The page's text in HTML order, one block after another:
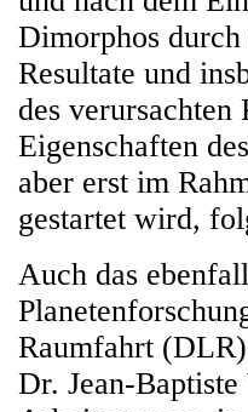
Dimorphos
Resultate und
des
Eigenschaften
aber erst im
gestartet wird,
Auch das
Raumfahrt
Dr. Jean-